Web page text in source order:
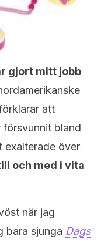
gjort mitt jobb
att
försvunnit bland
exalterade över
och med i vita
när jag
bara sjunga Dags